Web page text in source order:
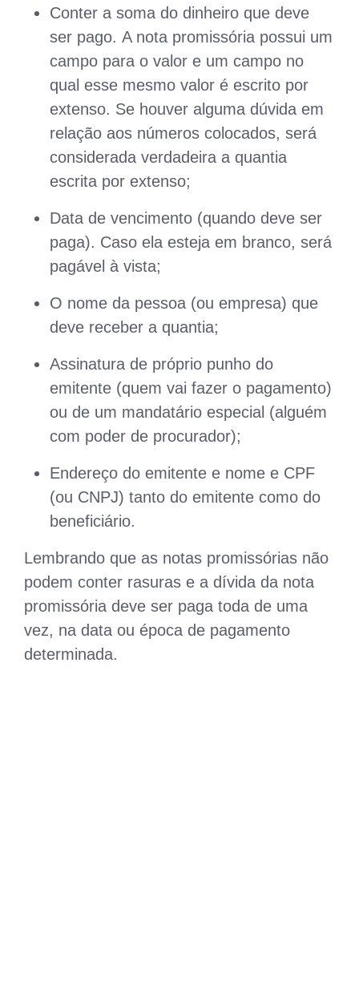
Conter a soma do dinheiro que deve
ser pago. A nota promissória possui um
campo para o valor e um campo no
qual esse mesmo valor é escrito por
extenso. Se houver alguma dúvida em
relação aos números colocados, será
considerada verdadeira a quantia
escrita por extenso;
Data de vencimento (quando deve ser
paga). Caso ela esteja em branco, será
pagável à vista;
O nome da pessoa (ou empresa) que
deve receber a quantia;
Assinatura de próprio punho do
emitente (quem vai fazer o pagamento)
ou de um mandatário especial (alguém
com poder de procurador);
Endereço do emitente e nome e CPF
(ou CNPJ) tanto do emitente como do
beneficiário.
Lembrando que as notas promissórias não
podem conter rasuras e a dívida da nota
promissória deve ser paga toda de uma
vez, na data ou época de pagamento
determinada.